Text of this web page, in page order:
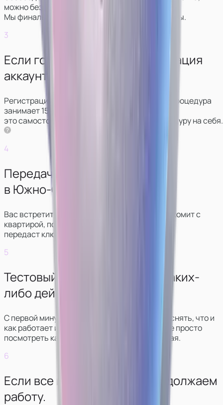
можно без видео.
Мы финально обсудим условия и график работы.
3
Если готовы начать — регистрация
аккаунтов.
Регистрация аккаунтов проходит удаленно: процедура
занимает 15‑20 минут. Можно сделать
это самостоятельно, либо мы возьмём процедуру на себя.
4
Передача ключей от студии
в Южно-Сахалинске.
Вас встретит администратор, который познакомит с
квартирой, покажет, что и где лежит,
передаст ключи.
5
Тестовый рабочий день без каких-
либо действий.
С первой минуты стрима куратор будет объяснять, что и
как работает и что нужно делать. Вы сможете просто
посмотреть как все выглядит, ничего не делая.
6
Если все понравилось — продолжаем
работу.